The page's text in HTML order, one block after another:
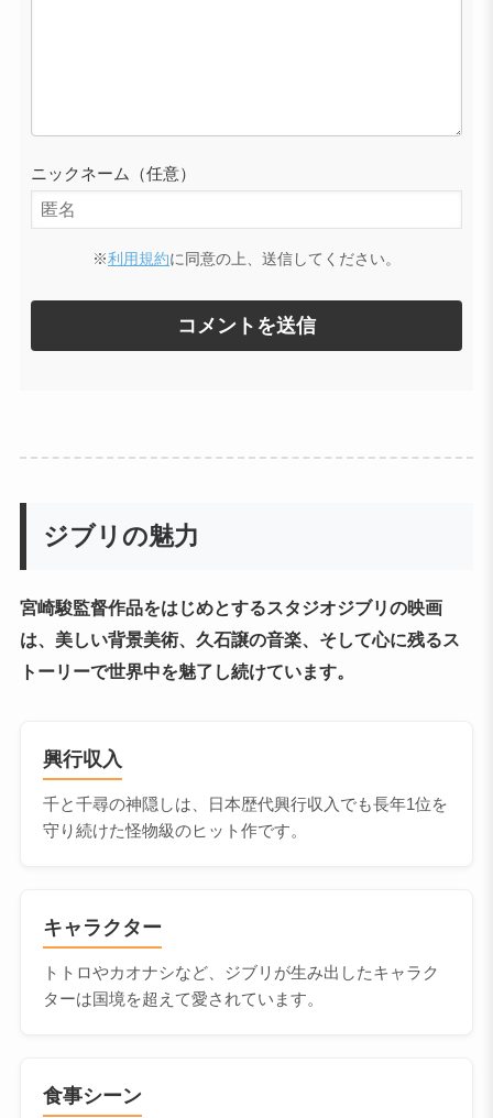
ニックネーム（任意）
※利用規約に同意の上、送信してください。
ジブリの魅力
宮崎駿監督作品をはじめとするスタジオジブリの映画
は、美しい背景美術、久石譲の音楽、そして心に残るス
トーリーで世界中を魅了し続けています。
興行収入
千と千尋の神隠しは、日本歴代興行収入でも長年1位を
守り続けた怪物級のヒット作です。
キャラクター
トトロやカオナシなど、ジブリが生み出したキャラク
ターは国境を超えて愛されています。
食事シーン